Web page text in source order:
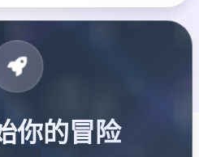
你的冒险